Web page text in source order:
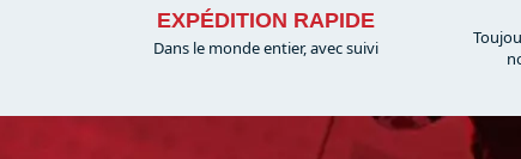
EXPÉDITION RAPIDE
Dans le monde entier, avec suivi